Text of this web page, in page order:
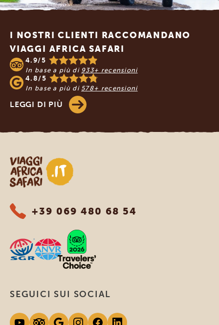
Footer
I NOSTRI CLIENTI RACCOMANDANO
VIAGGI AFRICA SAFARI
4.9/5
In base a più di 933+ recensioni
4.8/5
In base a più di 578+ recensioni
LEGGI DI PIÙ
Viaggi Africa Safari
+39 069 480 68 54
SEGUICI SUI SOCIAL